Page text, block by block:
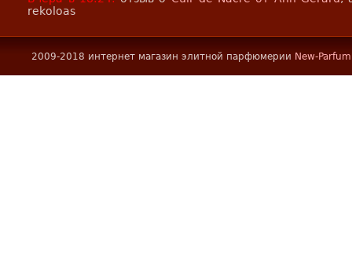
rekoloas
2009-2018 интернет магазин элитной парфюмерии New-